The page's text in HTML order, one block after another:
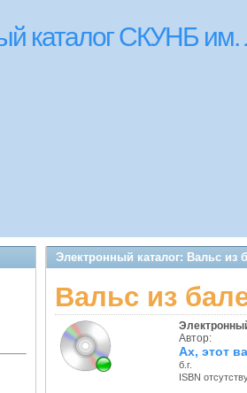
каталог СКУНБ
Электронный каталог: Вальс из
Вальс из
Автор:
Ах, этот
б.г.
ISBN